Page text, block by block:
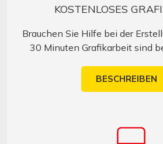
KOSTENLOSES
Brauchen Sie Hilfe bei der
30 Minuten Grafikarbeit sind
BESCHREIBEN